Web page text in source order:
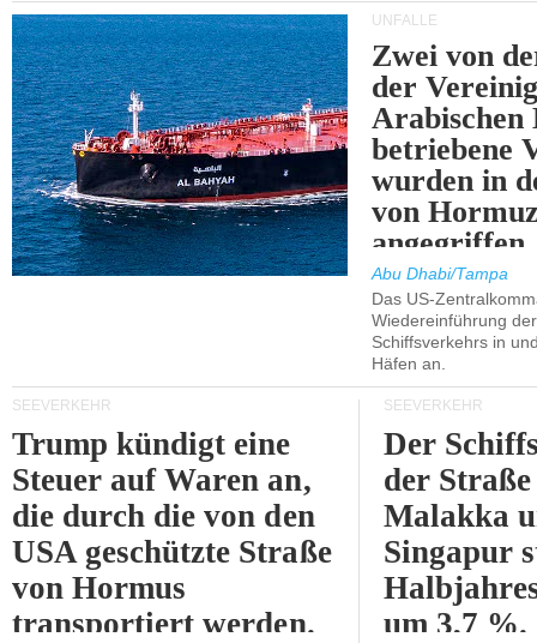
UNFÄLLE
Zwei von
der
Arabischen
betriebene
wurden in
von
angegriffen.
Abu Dhabi/Tampa
Das US-
Wiedereinführung
Schiffsverkehrs in
Häfen an.
SEEVERKEHR
Trump kündigt eine
Steuer auf Waren an,
die durch die von den
USA geschützte Straße
von Hormus
transportiert werden.
SEEVERKEHR
Der
der
Malakka
Singapur
um 3,7 %.